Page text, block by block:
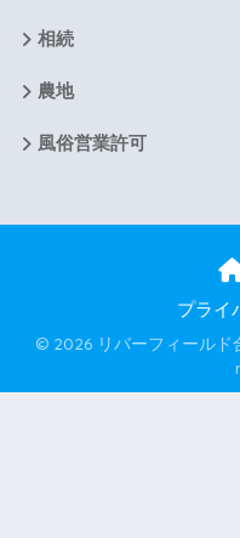
相続
農地
風俗営業許可
プライ
© 2026 リバーフィールド